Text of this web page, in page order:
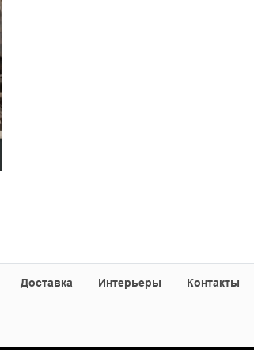
Доставка Интерьеры Контакты